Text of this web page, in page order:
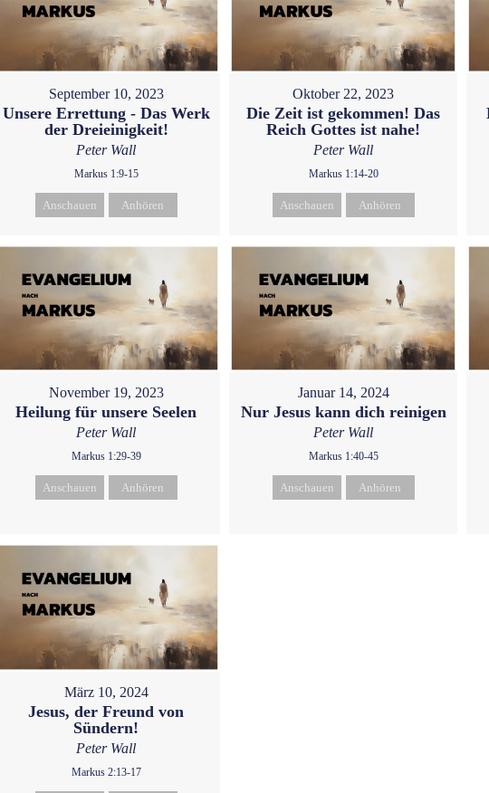
September 10, 2023
Unsere Errettung - Das Werk
der Dreieinigkeit!
Peter Wall
Markus 1:9-15
Anschauen Anhören
Oktober 22, 2023
Die Zeit ist gekommen! Das
Reich Gottes ist nahe!
Peter Wall
Markus 1:14-20
Anschauen Anhören
November 19, 2023
Heilung für unsere Seelen
Peter Wall
Markus 1:29-39
Anschauen Anhören
Januar 14, 2024
Nur Jesus kann dich reinigen
Peter Wall
Markus 1:40-45
Anschauen Anhören
März 10, 2024
Jesus, der Freund von
Sündern!
Peter Wall
Markus 2:13-17